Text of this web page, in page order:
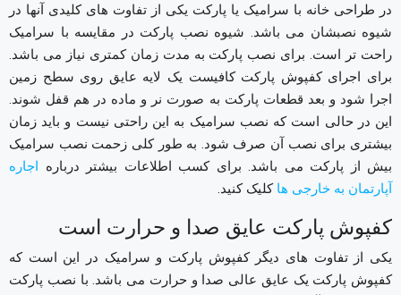
در طراحی خانه با سرامیک یا پارکت یکی از تفاوت های کلیدی آنها در
شیوه نصبشان می باشد. شیوه نصب پارکت در مقایسه با سرامیک
راحت تر است. برای نصب پارکت به مدت زمان کمتری نیاز می باشد.
برای اجرای کفپوش پارکت کافیست یک لایه عایق روی سطح زمین
اجرا شود و بعد قطعات پارکت به صورت نر و ماده در هم قفل شوند.
این در حالی است که نصب سرامیک به این راحتی نیست و باید زمان
بیشتری برای نصب آن صرف شود. به طور کلی زحمت نصب سرامیک
بیش از پارکت می باشد. برای کسب اطلاعات بیشتر درباره اجاره
آپارتمان به خارجی ها کلیک کنید.
کفپوش پارکت عایق صدا و حرارت است
یکی از تفاوت های دیگر کفپوش پارکت و سرامیک در این است که
کفپوش پارکت یک عایق عالی صدا و حرارت می باشد. با نصب پارکت